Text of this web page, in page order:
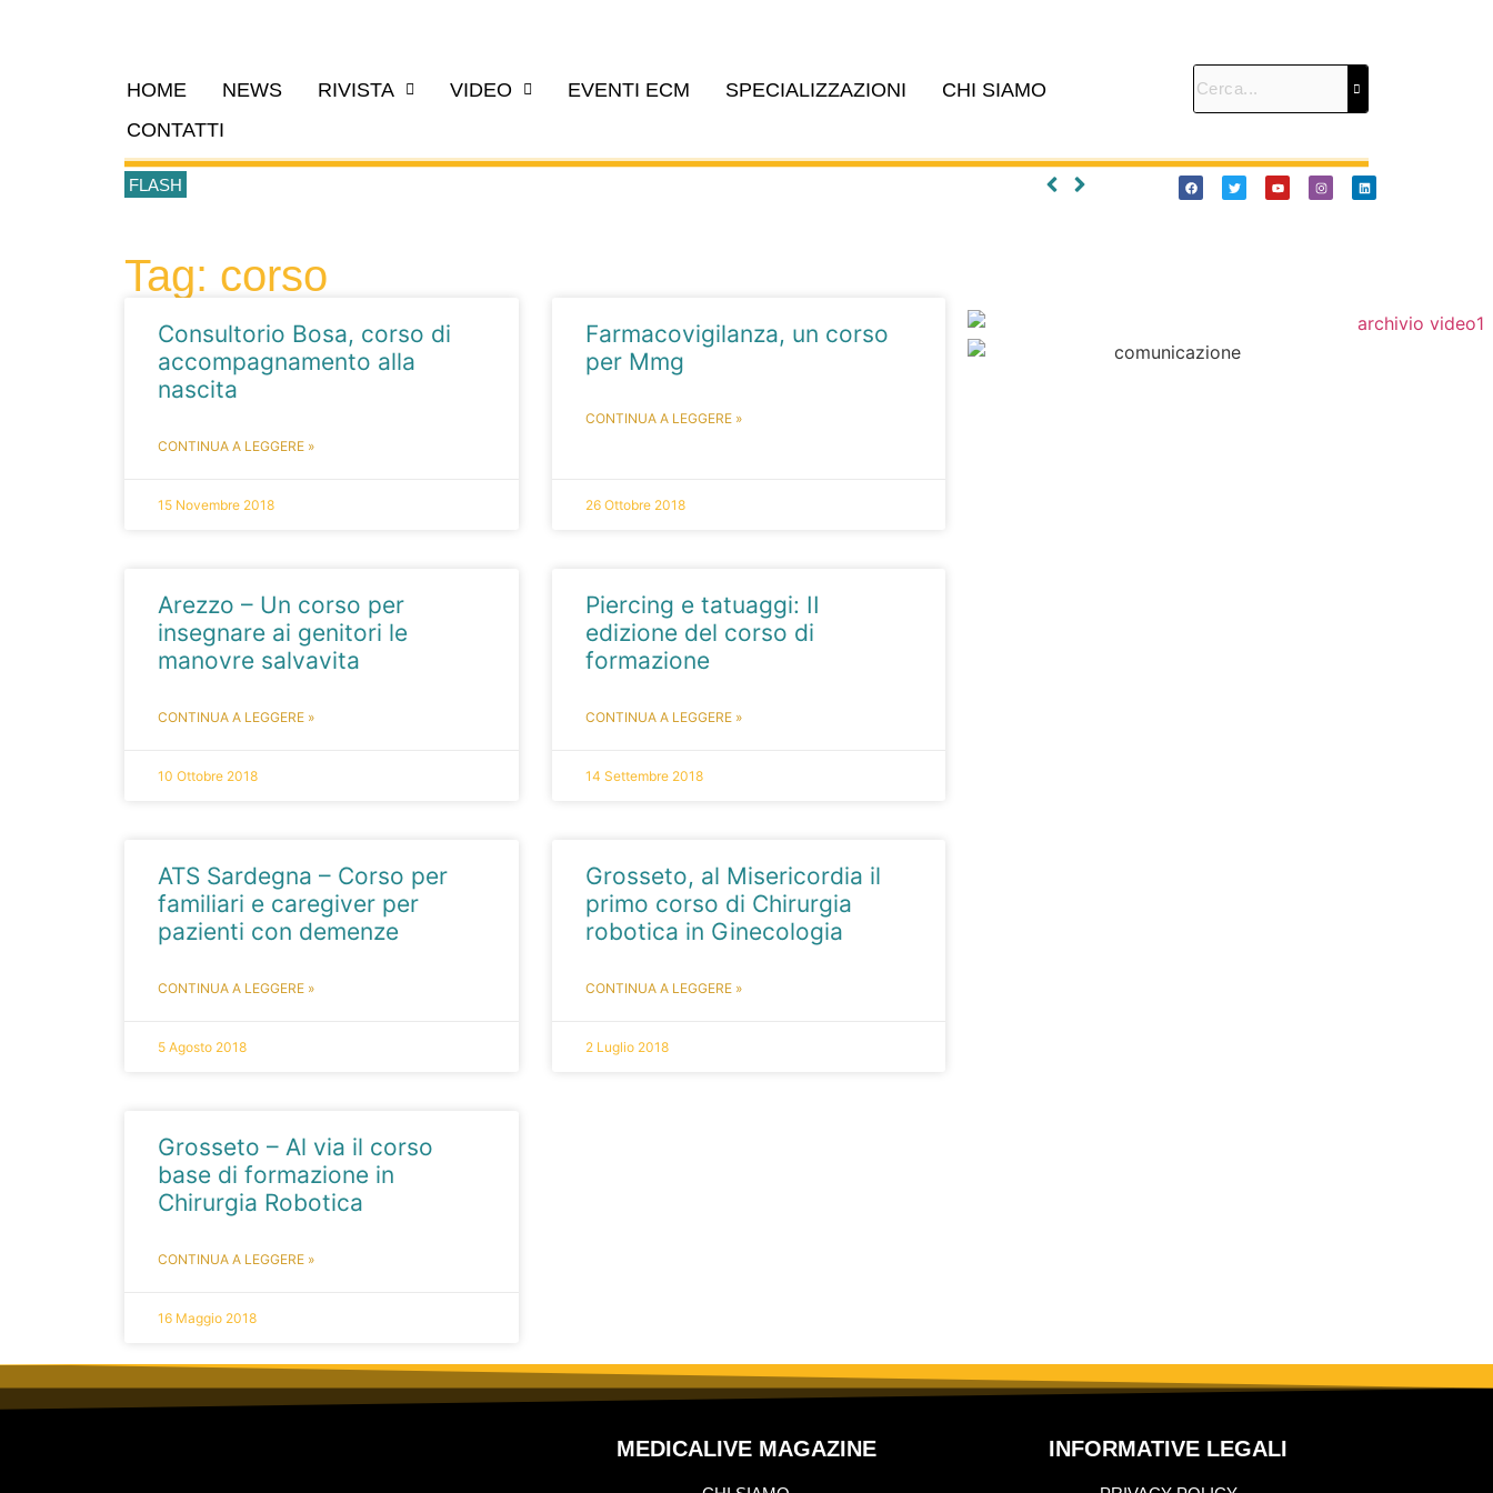
HOME NEWS RIVISTA VIDEO EVENTI ECM SPECIALIZZAZIONI
CHI SIAMO
CONTATTI
FLASH
Tag: corso
Consultorio Bosa, corso di
accompagnamento alla
nascita
CONTINUA A LEGGERE »
15 Novembre 2018
Farmacovigilanza, un corso
per Mmg
CONTINUA A LEGGERE »
26 Ottobre 2018
Arezzo – Un corso per
insegnare ai genitori le
manovre salvavita
CONTINUA A LEGGERE »
10 Ottobre 2018
Piercing e tatuaggi: II
edizione del corso di
formazione
CONTINUA A LEGGERE »
14 Settembre 2018
ATS Sardegna – Corso per
familiari e caregiver per
pazienti con demenze
CONTINUA A LEGGERE »
5 Agosto 2018
Grosseto, al Misericordia il
primo corso di Chirurgia
robotica in Ginecologia
CONTINUA A LEGGERE »
2 Luglio 2018
Grosseto – Al via il corso
base di formazione in
Chirurgia Robotica
CONTINUA A LEGGERE »
16 Maggio 2018
MEDICALIVE MAGAZINE INFORMATIVE LEGALI